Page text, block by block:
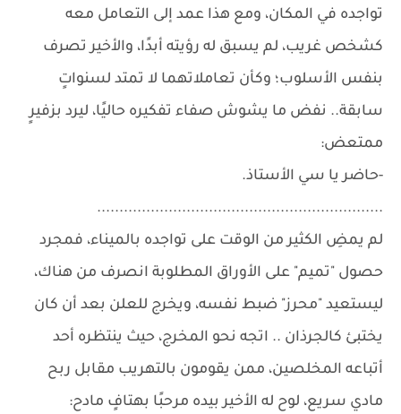
تواجده في المكان، ومع هذا عمد إلى التعامل معه
كشخص غريب، لم يسبق له رؤيته أبدًا، والأخير تصرف
بنفس الأسلوب؛ وكأن تعاملاتهما لا تمتد لسنواتٍ
سابقة.. نفض ما يشوش صفاء تفكيره حاليًا، ليرد بزفيرٍ
ممتعض:
-حاضر يا سي الأستاذ.
................................................................
لم يمضِ الكثير من الوقت على تواجده بالميناء، فمجرد
حصول "تميم" على الأوراق المطلوبة انصرف من هناك،
ليستعيد "محرز" ضبط نفسه، ويخرج للعلن بعد أن كان
يختبئ كالجرذان .. اتجه نحو المخرج، حيث ينتظره أحد
أتباعه المخلصين، ممن يقومون بالتهريب مقابل ربح
مادي سريع، لوح له الأخير بيده مرحبًا بهتافٍ مادح: